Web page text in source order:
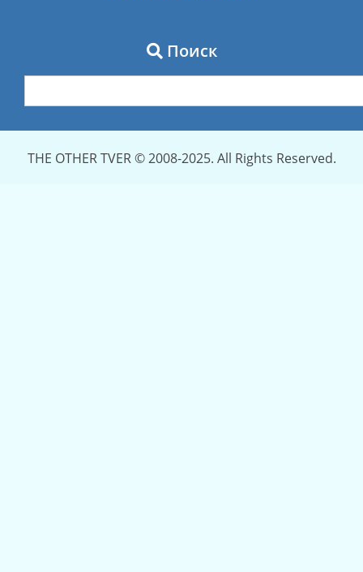
Поиск
THE OTHER TVER © 2008-2025. All Rights Reserved.